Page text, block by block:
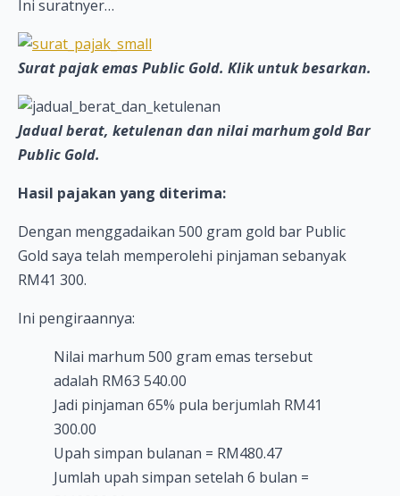
Ini suratnyer…
Surat pajak emas Public Gold. Klik untuk besarkan.
Jadual berat, ketulenan dan nilai marhum gold Bar
Public Gold.
Hasil pajakan yang diterima:
Dengan menggadaikan 500 gram gold bar Public
Gold saya telah memperolehi pinjaman sebanyak
RM41 300.
Ini pengiraannya:
Nilai marhum 500 gram emas tersebut
adalah RM63 540.00
Jadi pinjaman 65% pula berjumlah RM41
300.00
Upah simpan bulanan = RM480.47
Jumlah upah simpan setelah 6 bulan =